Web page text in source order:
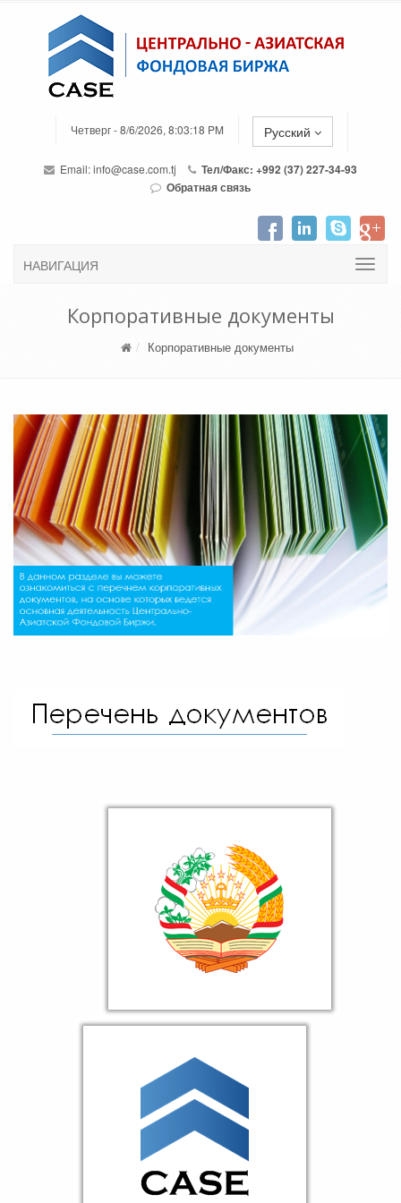
Четверг - 8/6/2026, 8:03:18 PM Русский
Email:info@case.com.tj
Тел/Факс: +992 (37) 227-34-93
Обратная связь
НАВИГАЦИЯ
Корпоративные документы
Корпоративные документы